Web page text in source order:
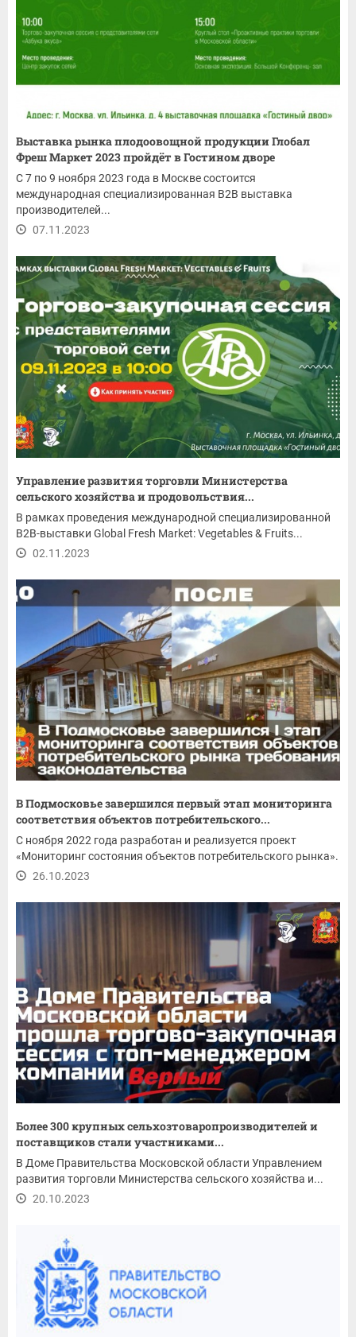
Выставка рынка плодоовощной продукции Глобал
Фреш Маркет 2023 пройдёт в Гостином дворе
С 7 по 9 ноября 2023 года в Москве состоится
международная специализированная В2В выставка
производителей...
07.11.2023
Управление развития торговли Министерства
сельского хозяйства и продовольствия...
В рамках проведения международной специализированной
B2B-выставки Global Fresh Market: Vegetables & Fruits...
02.11.2023
В Подмосковье завершился первый этап мониторинга
соответствия объектов потребительского...
С ноября 2022 года разработан и реализуется проект
«Мониторинг состояния объектов потребительского рынка».
26.10.2023
Более 300 крупных сельхозтоваропроизводителей и
поставщиков стали участниками...
В Доме Правительства Московской области Управлением
развития торговли Министерства сельского хозяйства и...
20.10.2023